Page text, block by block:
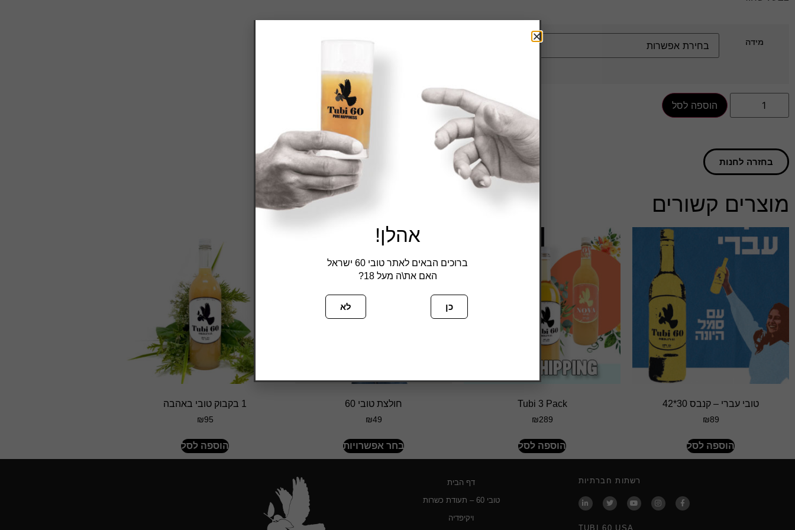
מידה
הוספה לסל
בחזרה לחנות
מוצרים קשורים
טובי עברי – קנבס 30*42
₪89
הוספה לסל
Tubi 3 Pack
₪289
הוספה לסל
חולצת טובי 60
₪49
בחר אפשרויות
1 בקבוק טובי באהבה
₪95
הוספה לסל
רשתות חברתיות
TUBI 60 USA
דף הבית
טובי 60 – תעודת כשרות
ויקיפדיה
אהלן!
ברוכים הבאים לאתר טובי 60 ישראל
האם את\ה מעל 18?
כן לא